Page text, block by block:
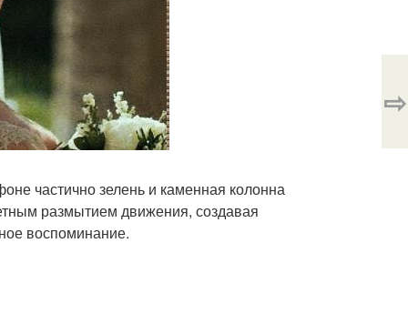
частично зелень и каменная колонна
размытием движения, создавая
воспоминание.
⇨